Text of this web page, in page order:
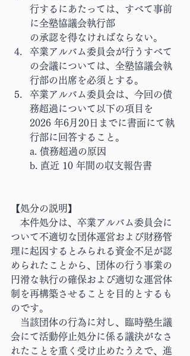
行するにあたっては、すべて事前
に全塾協議会執行部
の承認を得なければならない。
卒業アルバム委員会が行うすべて
の会議については、全塾協議会執
行部の出席を必須とする。
卒業アルバム委員会は、今回の債
務超過について以下の項目を
2026 年6月20日までに書面にて執
行部に回答すること。
a. 債務超過の原因
b. 直近 10 年間の収支報告書
【処分の説明】
本件処分は、卒業アルバム委員会に
ついて不適切な団体運営および財務管
理に起因するとみられる資金不足が認
められたことから、団体の行う事業の
円滑な執行の確保および適切な運営体
制を再構築させることを目的とするも
のです。
当該団体の行為に対し、臨時塾生議
会にて活動停止処分に係る議決がなさ
れたことを重く受け止めたうえで、進